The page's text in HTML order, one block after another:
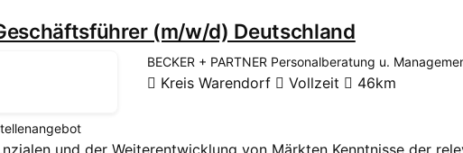
(m/w/d) Deutschland
BECKER + PARTNER Personalberatung u.
Kreis Warendorf Vollzeit 46km
und der Weiterentwicklung von Märkten Kenntnisse der